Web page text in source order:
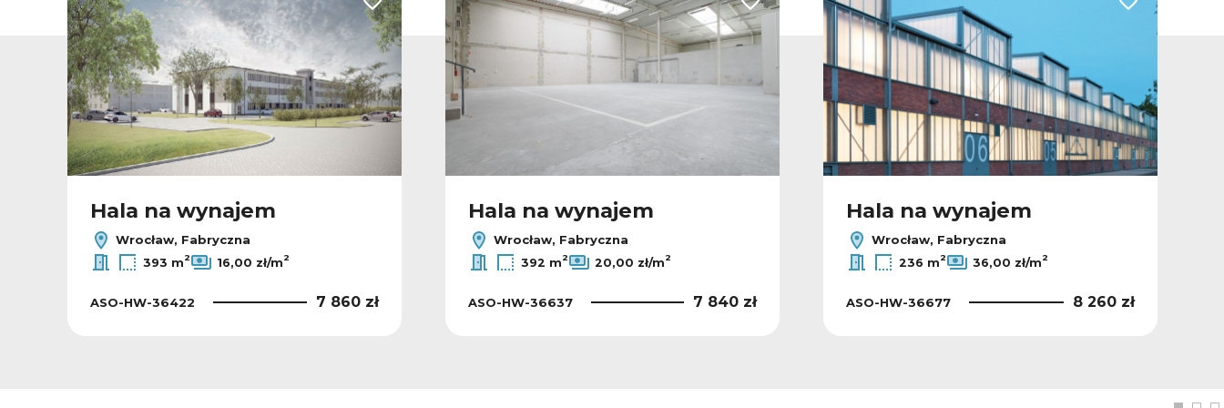
do ulubionych Dodaj do ulubionych
Hala na wynajem
Wrocław, Fabryczna
393 m2 16,00 zł/m2
ASO-HW-36422 7 860 zł
Dodaj do ulubionych
Hala na wynajem
Wrocław, Fabryczna
392 m2 20,00 zł/m2
ASO-HW-36637 7 840 zł
Dodaj do
Hala na wynajem
Wrocław, Fabryczna
236 m2 36,00 zł/m2
ASO-HW-36677 8 260 zł